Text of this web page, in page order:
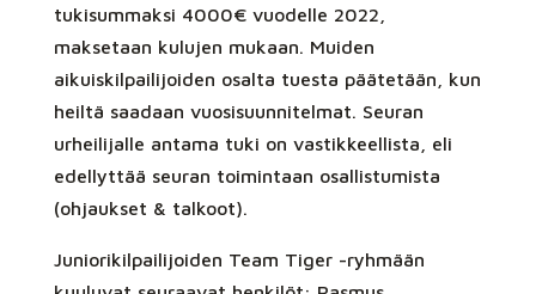
tukisummaksi 4000€ vuodelle 2022,
maksetaan kulujen mukaan. Muiden
aikuiskilpailijoiden osalta tuesta päätetään, kun
heiltä saadaan vuosisuunnitelmat. Seuran
urheilijalle antama tuki on vastikkeellista, eli
edellyttää seuran toimintaan osallistumista
(ohjaukset & talkoot).
Juniorikilpailijoiden Team Tiger -ryhmään